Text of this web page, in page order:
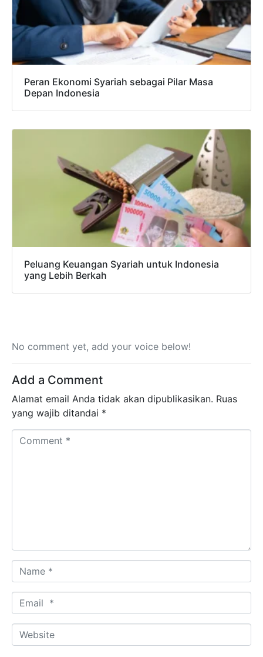
Peran Ekonomi Syariah sebagai Pilar Masa
Depan Indonesia
Peluang Keuangan Syariah untuk Indonesia
yang Lebih Berkah
No comment yet, add your voice below!
Add a Comment
Alamat email Anda tidak akan dipublikasikan. Ruas
yang wajib ditandai *
Comment *
Name *
Email *
Website